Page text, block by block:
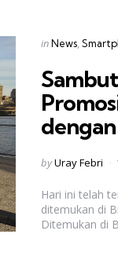
Categories
Posted
inNews
Posted
byUray Febri
Hari ini telah
ditemukan di
Ditemukan di